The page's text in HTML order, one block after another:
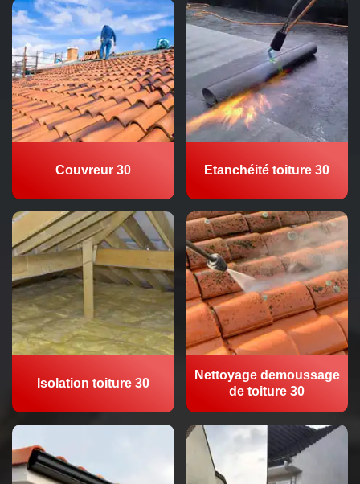
Couvreur 30 Etanchéité toiture 30
Isolation toiture 30
Nettoyage demoussage
de toiture 30